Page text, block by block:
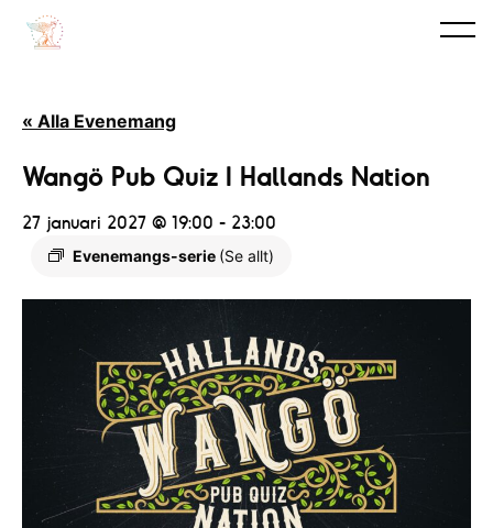
« Alla Evenemang
Wangö Pub Quiz I Hallands Nation
27 januari 2027 @ 19:00 - 23:00
Evenemangs-serie (Se allt)